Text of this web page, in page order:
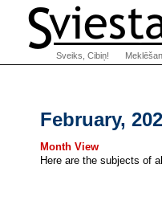
February,
Month View
Here are the subjects of
Sveiks, Cibiņ!